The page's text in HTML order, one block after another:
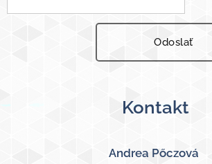
Odoslať
Kontakt
Andrea Pőczová